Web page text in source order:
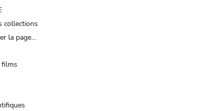
collections
la page…
films